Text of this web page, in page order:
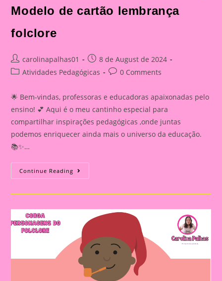
Modelo de cartão lembrança
folclore
Post
author:
carolinapalhas01
Post
published:
8 de August de 2024
PostAtividades Pedagógicas
Post0 Comments
🌟 Bem-vindas, professoras e educadoras apaixonadas pelo
ensino! 💕 Aqui é o meu cantinho especial para
compartilhar inspirações pedagógicas ,onde juntas
podemos enriquecer ainda mais o universo da educação.
📚✨…
Continue Reading Atividade
Sobre
Folclore
De
Cartão
Lembrança
Folclore